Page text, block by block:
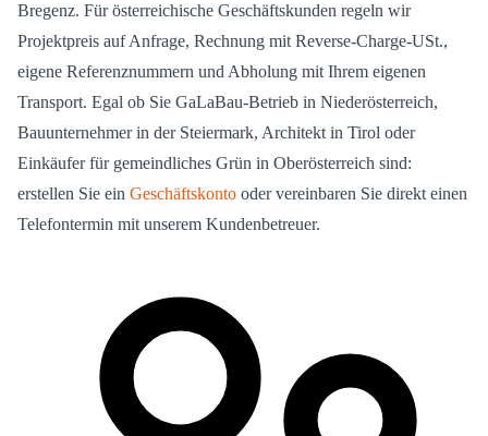
Bregenz. Für österreichische Geschäftskunden regeln wir
Projektpreis auf Anfrage, Rechnung mit Reverse-Charge-USt.,
eigene Referenznummern und Abholung mit Ihrem eigenen
Transport. Egal ob Sie GaLaBau-Betrieb in Niederösterreich,
Bauunternehmer in der Steiermark, Architekt in Tirol oder
Einkäufer für gemeindliches Grün in Oberösterreich sind:
erstellen Sie ein Geschäftskonto oder vereinbaren Sie direkt einen
Telefontermin mit unserem Kundenbetreuer.